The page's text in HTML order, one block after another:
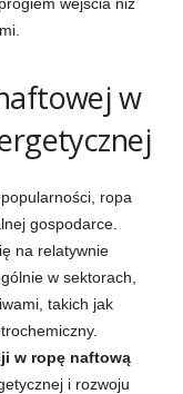
w
ropa
gospodarce.
na relatywnie
w sektorach,
takich jak
w ropę naftową
i rozwoju